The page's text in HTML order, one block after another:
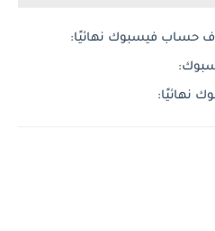
حساب فيسبوك نهائيًا:
نهائيًا: